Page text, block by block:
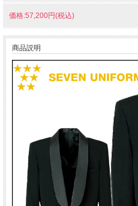
価格:57,200円(税込)
商品説明